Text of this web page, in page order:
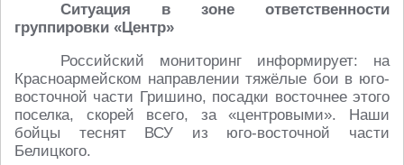
Ситуация в зоне ответственности
группировки «Центр»
Российский мониторинг информирует: на
Красноармейском направлении тяжёлые бои в юго-
восточной части Гришино, посадки восточнее этого
поселка, скорей всего, за «центровыми». Наши
бойцы теснят ВСУ из юго-восточной части
Белицкого.